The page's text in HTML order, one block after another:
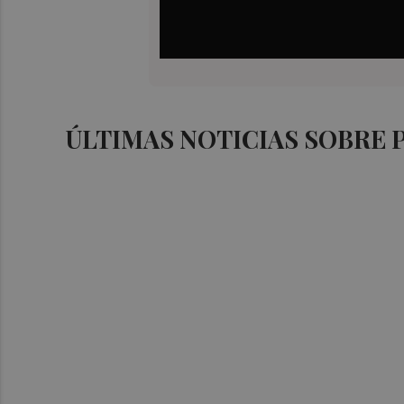
ÚLTIMAS NOTICIAS SOBRE